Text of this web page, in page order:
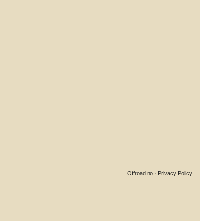
Privacy Policy
Offroad.no ·